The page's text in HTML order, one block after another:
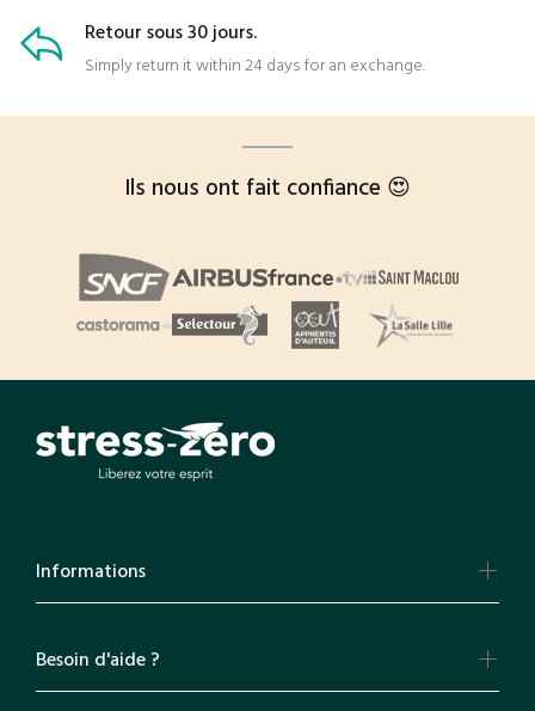
Retour sous 30 jours.
Simply return it within 24 days for an exchange.
Ils nous ont fait confiance 😍
Informations
Besoin d'aide ?